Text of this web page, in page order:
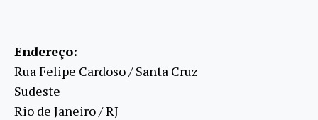
Endereço:
Rua Felipe Cardoso / Santa Cruz
Sudeste
Rio de Janeiro / RJ